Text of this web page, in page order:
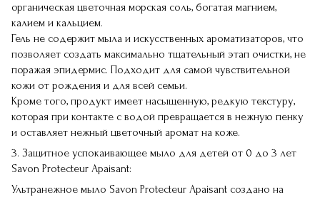
органическая цветочная морская соль, богатая магнием,
калием и кальцием.
Гель не содержит мыла и искусственных ароматизаторов, что
позволяет создать максимально тщательный этап очистки, не
поражая эпидермис. Подходит для самой чувствительной
кожи от рождения и для всей семьи.
Кроме того, продукт имеет насыщенную, редкую текстуру,
которая при контакте с водой превращается в нежную пенку
и оставляет нежный цветочный аромат на коже.
3. Защитное успокаивающее мыло для детей от 0 до 3 лет
Savon Protecteur Apaisant:
Ультранежное мыло Savon Protecteur Apaisant создано на